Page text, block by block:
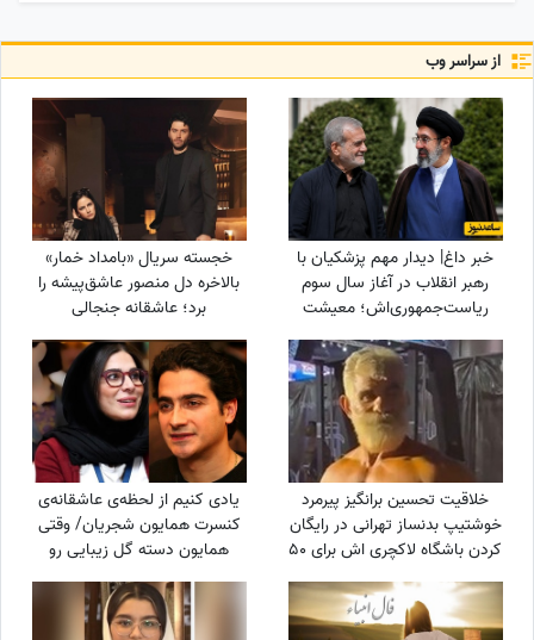
از سراسر وب
خبر داغ| دیدار مهم پزشکیان با
رهبر انقلاب در آغاز سال سوم
ریاست‌جمهوری‌اش؛ معیشت
مردم و آینده جنگ از محورهای
اصلی گفتگو
خجسته سریال «بامداد خمار»
بالاخره دل منصور عاشق‌پیشه را
برد؛ عاشقانه جنجالی
عموزاده‌های چشم‌رنگی که ارزش
دیدن داره
خلاقیت تحسین برانگیز پیرمرد
خوشتیپ بدنساز تهرانی در رایگان
کردن باشگاه لاکچری اش برای 50
سال به بالا حماسه آفرید +فیلم/
عجب استایلی داری آقا محتشم
خودت یک پا هادی چوپان هستی
یادی کنیم از لحظه‌ی عاشقانه‌ی
کنسرت همایون شجریان/ وقتی
همایون دسته گل زیبایی رو
تقدیم میکنه به سحر
دولت‌شاهی/ چه تیپ مینیمال و
شیکی زده سحر خانم!